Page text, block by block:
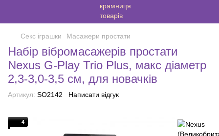
Секс іграшки Масажери простати
Набір вібромасажерів простати
Nexus G-Play Trio Plus, макс діаметр
2,3-3,0-3,5 см, для новачків
Артикул: SO2142 Написати відгук
4